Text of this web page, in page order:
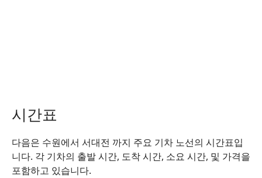
시간표
다음은 수원에서 서대전 까지 주요 기차 노선의 시간표입
니다. 각 기차의 출발 시간, 도착 시간, 소요 시간, 및 가격을
포함하고 있습니다.